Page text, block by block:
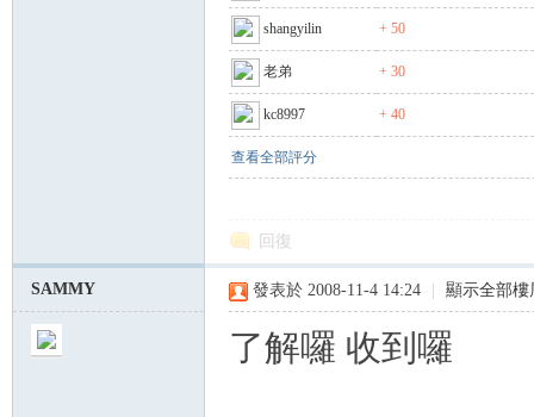
shangyilin + 50
老弟 + 30
kc8997 + 40
查看全部評分
回復
SAMMY 發表於 2008-11-4 14:24 顯示全部樓
了解囉 收到囉